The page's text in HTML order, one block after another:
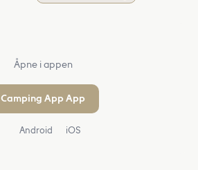
Åpne i appen
Camping App App
Android iOS